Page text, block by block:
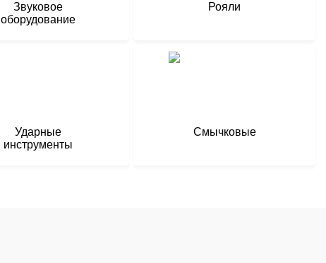
Звуковое
оборудование
Рояли
Ударные
инструменты
Смычковые